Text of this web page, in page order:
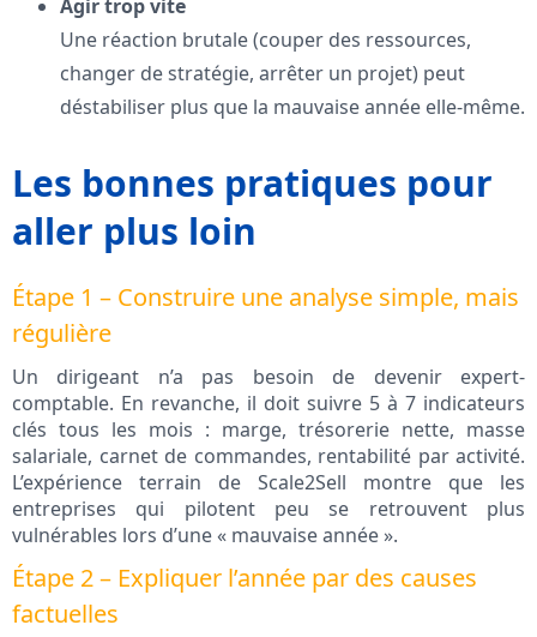
Agir trop vite
Une réaction brutale (couper des ressources,
changer de stratégie, arrêter un projet) peut
déstabiliser plus que la mauvaise année elle-même.
Les bonnes pratiques pour
aller plus loin
Étape 1 – Construire une analyse simple, mais
régulière
Un dirigeant n’a pas besoin de devenir expert-
comptable. En revanche, il doit suivre 5 à 7 indicateurs
clés tous les mois : marge, trésorerie nette, masse
salariale, carnet de commandes, rentabilité par activité.
L’expérience terrain de Scale2Sell montre que les
entreprises qui pilotent peu se retrouvent plus
vulnérables lors d’une « mauvaise année ».
Étape 2 – Expliquer l’année par des causes
factuelles